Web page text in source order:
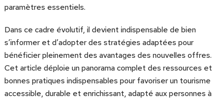
paramètres essentiels.
Dans ce cadre évolutif, il devient indispensable de bien
s’informer et d’adopter des stratégies adaptées pour
bénéficier pleinement des avantages des nouvelles offres.
Cet article déploie un panorama complet des ressources et
bonnes pratiques indispensables pour favoriser un tourisme
accessible, durable et enrichissant, adapté aux personnes à